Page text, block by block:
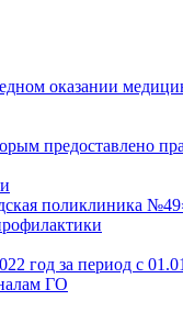
оказании
предоставлено
поликлиника
год за период с
ГО